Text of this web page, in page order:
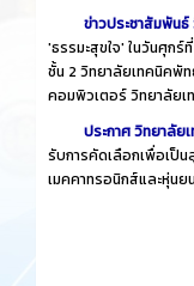
ข่าวประชาสัมพัน
'ธรรมะสุขใจ' ในวันศุก
ชั้น 2 วิทยาลัยเทคนิคพัท
คอมพิวเตอร์ วิทยาลัยเ
ประกาศ วิทยาลัย
รับการคัดเลือกเพื่อเป็
เมคคาทรอนิกส์และหุ่นย